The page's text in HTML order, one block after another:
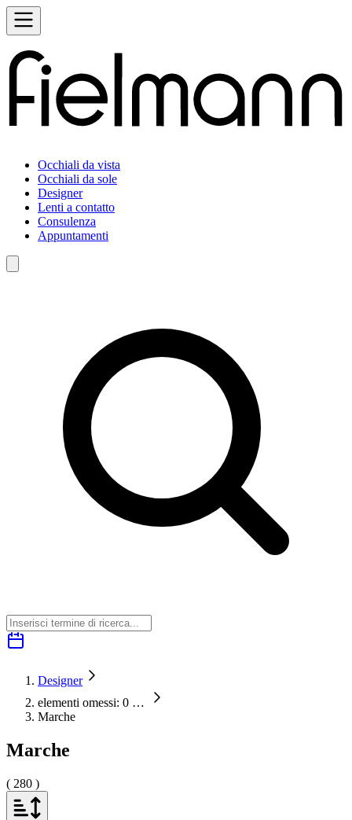
Occhiali da vista
Occhiali da sole
Designer
Lenti a contatto
Consulenza
Appuntamenti
Designer
elementi omessi: 0 …
Marche
Marche
( 280 )